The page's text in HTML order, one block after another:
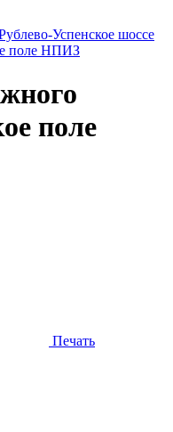
Успенское шоссе
поле НПИЗ
поле
Печать